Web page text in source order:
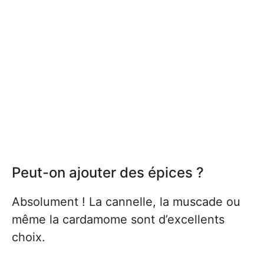
Peut-on ajouter des épices ?
Absolument ! La cannelle, la muscade ou
même la cardamome sont d’excellents
choix.